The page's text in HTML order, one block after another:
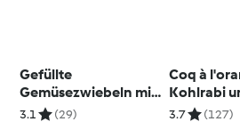
Gefüllte
Gemüsezwiebeln mit
Kartoffelpüree
3.1 (29)
Coq à
Kohlrabi
3.7 (127)